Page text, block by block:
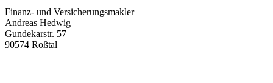
Finanz- und Versicherungsmakler
Andreas Hedwig
Gundekarstr. 57
90574 Roßtal